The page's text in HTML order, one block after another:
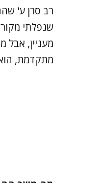
רב סרן ע'
שנפלתי
מעניין, אבל
מתקדמת,